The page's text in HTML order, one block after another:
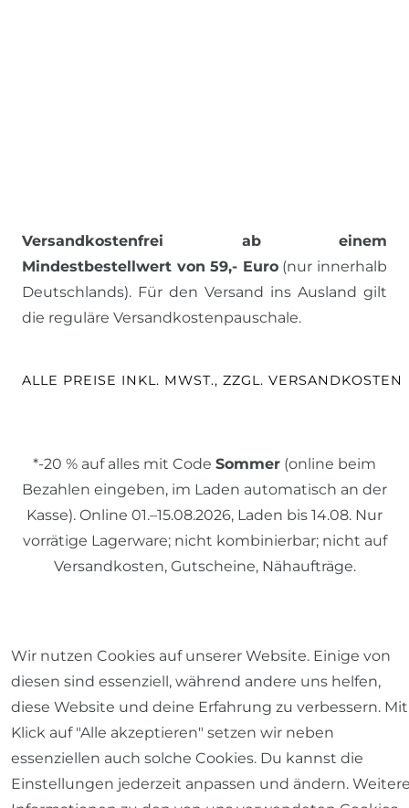
Versandkostenfrei ab einem
Mindestbestellwert von 59,- Euro(nur innerhalb
Deutschlands). Für den Versand ins Ausland gilt
die reguläre Versandkostenpauschale.
ALLE PREISE INKL. MWST., ZZGL. VERSANDKOSTEN
*-20 % auf alles mit Code Sommer (online beim
Bezahlen eingeben, im Laden automatisch an der
Kasse). Online 01.–15.08.2026, Laden bis 14.08. Nur
vorrätige Lagerware; nicht kombinierbar; nicht auf
Versandkosten, Gutscheine, Nähaufträge.
Wir nutzen Cookies auf unserer Website. Einige von
diesen sind essenziell, während andere uns helfen,
diese Website und deine Erfahrung zu verbessern. Mit
Klick auf "Alle akzeptieren" setzen wir neben
essenziellen auch solche Cookies. Du kannst die
Einstellungen jederzeit anpassen und ändern.